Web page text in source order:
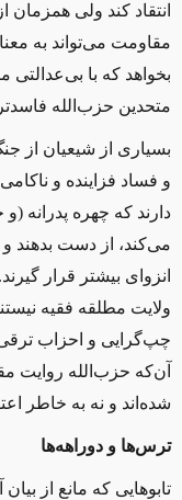
انتقاد کند ولی
مقاومت می‌تواند به
بخواهد که با
متحدین حزب‌الله
بسیاری از شیعیان از
و فساد فزاینده و
دارند که چهره پدرانه‌
می‌کند، از دست بدهند
انزوای بیشتر قرار
ولایت مطلقه فقیه
چپ‌گرایی و احزاب
آن‌که حزب‌الله روایت
شده‌اند و نه به خاطر
ترس‌ها و دوراهه‌ها
تابوهایی که مانع از